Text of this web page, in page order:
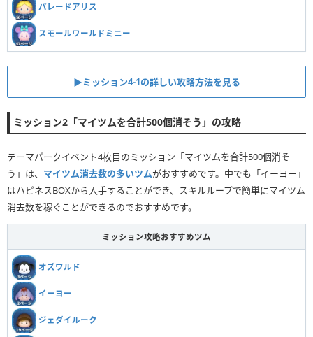
パレードアリス
スモールワールドミニー
▶ミッション4-1の詳しい攻略方法を見る
ミッション2「マイツムを合計500個消そう」の攻略
テーマパークイベント4枚目のミッション「マイツムを合計500個消そ
う」は、 マイツム消去数の多いツムがおすすめです。中でも「イーヨー」
はハピネスBOXから入手することができ、スキルループで簡単にマイツム
消去数を稼ぐことができるのでおすすめです。
ミッション攻略おすすめツム
オズワルド
イーヨー
ジェダイルーク